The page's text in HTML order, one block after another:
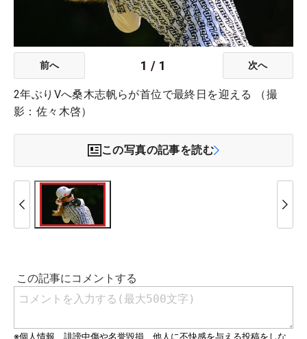
前へ 1 / 1 次へ
2年ぶりVへ桑木志帆らが首位で最終日を迎える （撮
影：佐々木啓）
この写真の記事を読む